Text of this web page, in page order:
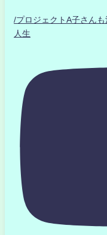
/プロジェクトA子さん
人生